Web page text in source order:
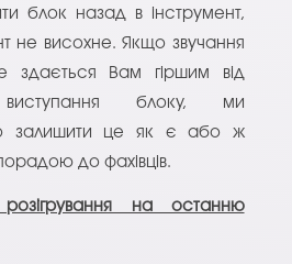
блок назад в інструмент,
не висохне. Якщо звучання
здається Вам гіршим від
виступання блоку, ми
залишити це як є або ж
до фахівців.
на останню